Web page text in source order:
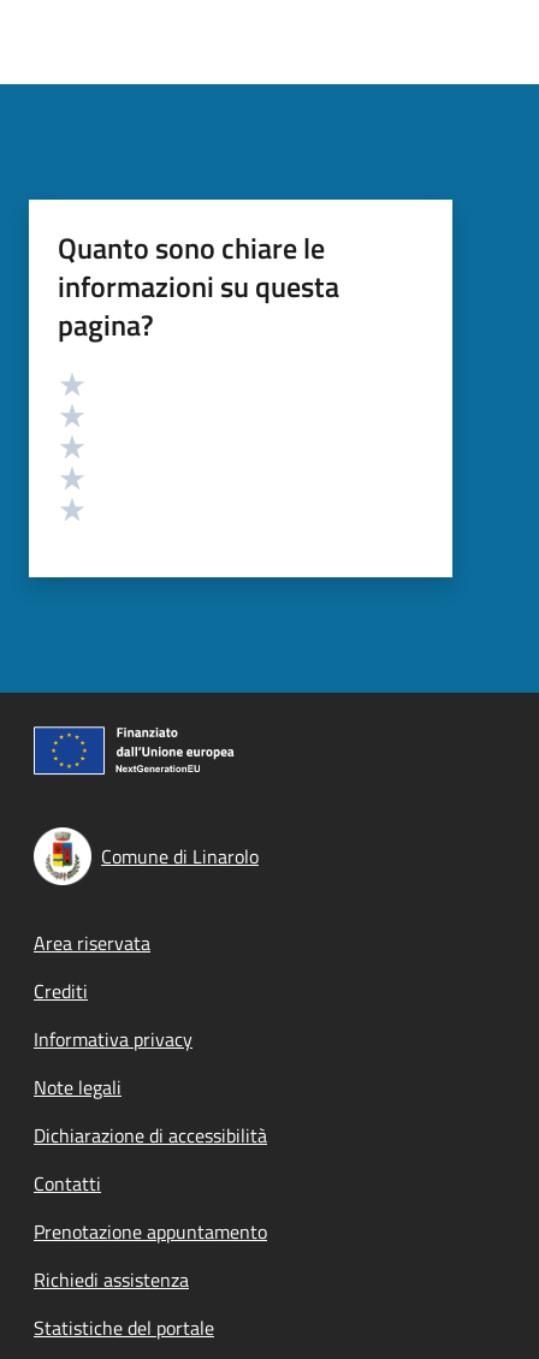
Quanto sono chiare le
informazioni su questa
pagina?
Valutazione
Comune di Linarolo
Footer menu
Area riservata
Crediti
Informativa privacy
Note legali
Dichiarazione di accessibilità
Contatti
Prenotazione appuntamento
Richiedi assistenza
Statistiche del portale